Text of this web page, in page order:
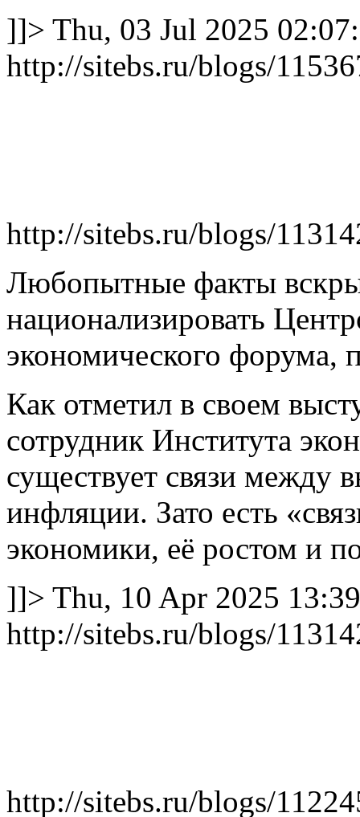
]]> Thu, 03 Jul 2025
http://sitebs.ru/blogs/
http://sitebs.ru/blogs/
Любопытные факты
национализировать
экономического форума,
Как отметил в своем
сотрудник Института
существует связи между
инфляции. Зато есть
экономики, её ростом и
]]> Thu, 10 Apr 2025
http://sitebs.ru/blogs/
http://sitebs.ru/blogs/